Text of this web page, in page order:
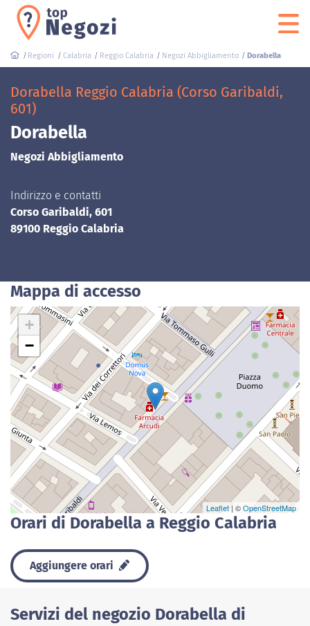
Regioni Calabria Reggio Calabria Negozi Abbigliamento Dorabella
Dorabella Reggio Calabria (Corso Garibaldi,
601)
Dorabella
Negozi Abbigliamento
Indirizzo e contatti
Corso Garibaldi, 601
89100 Reggio Calabria
Mappa di accesso
+
−
Leaflet | ©OpenStreetMap
Orari di Dorabella a Reggio Calabria
Aggiungere orari
Servizi del negozio Dorabella di